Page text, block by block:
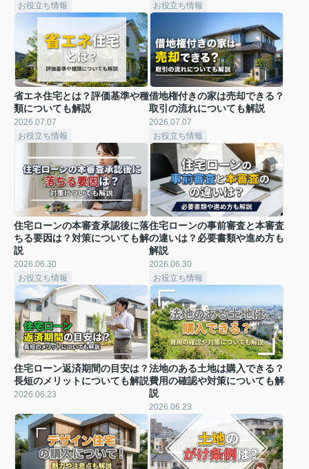
お役立ち情報
お役立ち情報
省エネ住宅とは？評価基準や種
類についても解説
2026.07.07
お役立ち情報
借地権付きの家は売却できる？
取引の流れについても解説
2026.07.07
お役立ち情報
住宅ローンの本審査承認後に落
ちる要因は？対策についても解
説
2026.06.30
お役立ち情報
住宅ローンの事前審査と本審査
の違いは？必要書類や進め方も
解説
2026.06.30
お役立ち情報
住宅ローン返済期間の目安は？
長短のメリットについても解説
2026.06.23
法地のある土地は購入できる？
費用の確認や対策についても解
説
2026.06.23